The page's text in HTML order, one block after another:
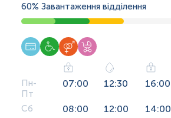
60% Завантаження відділення
Пн-
Пт
07:00 12:30 16:00
Сб 08:00 12:00 14:00